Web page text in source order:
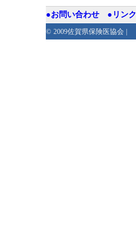
●お問い合わせ ●リンク
© 2009佐賀県保険医協会 |